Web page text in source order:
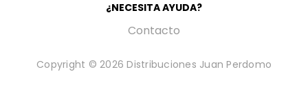
¿NECESITA AYUDA?
Contacto
Copyright © 2026 Distribuciones Juan Perdomo